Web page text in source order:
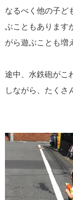
なるべく他の子ど
ぶこともあります
がら遊ぶことも増
途中、水鉄砲がこ
しながら、たくさ